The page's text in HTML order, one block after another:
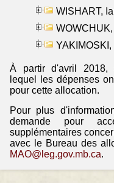
WISHART,
À partir d'avril 2018,
lequel les dépenses
pour cette allocation.
Pour plus
demande pour
supplémentaires
avec le Bureau des
MAO@leg.gov.mb.ca.